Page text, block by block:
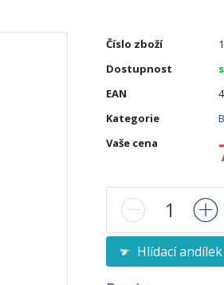
Číslo zboží
Dostupnost
EAN
Kategorie
Vaše cena
Hlídací andílek